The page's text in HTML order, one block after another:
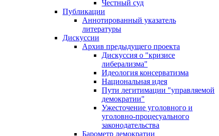
Честный суд
Публикации
Аннотированный указатель
литературы
Дискуссии
Архив предыдущего проекта
Дискуссия о "кризисе
либерализма"
Идеология консерватизма
Национальная идея
Пути легитимации "управляемой
демократии"
Ужесточение уголовного и
уголовно-процесуального
законодательства
Барометр демократии